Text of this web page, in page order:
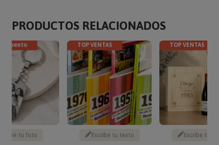
PRODUCTOS RELACIONADOS
Sube tu foto
TOP VENTAS
Escribe tu texto
TOP VENTAS
Escribe tu